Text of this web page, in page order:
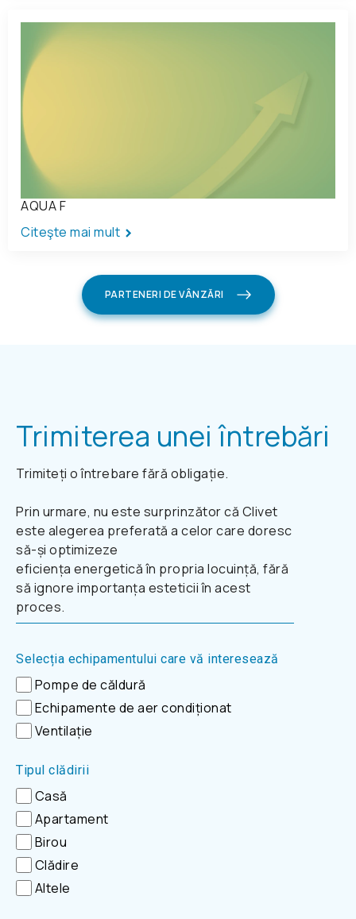
AQUA F
Citeşte mai mult
PARTENERI DE VÂNZĂRI
Trimiterea unei întrebări
Trimiteți o întrebare fără obligație.
Prin urmare, nu este surprinzător că Clivet
este alegerea preferată a celor care doresc
să-și optimizeze
eficiența energetică în propria locuință, fără
să ignore importanța esteticii în acest
proces.
Selecția echipamentului care vă interesează
Pompe de căldură
Echipamente de aer condiționat
Ventilație
Tipul clădirii
Casă
Apartament
Birou
Clădire
Altele